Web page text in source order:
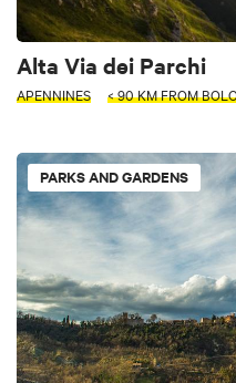
Alta Via dei Parchi
APENNINES < 90 KM FROM
PARKS AND GARDENS